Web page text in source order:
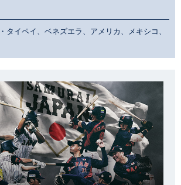
タイペイ、ベネズエラ、アメリカ、メキシコ、